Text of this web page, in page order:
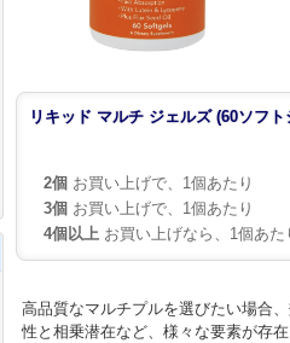
リキッド マルチ ジェルズ (60ソフト
2個 お買い上げで、1個あたり
3個 お買い上げで、1個あたり
4個以上 お買い上げなら、1個あた
高品質なマルチプルを選びたい場合
性と相乗潜在など、様々な要素が存